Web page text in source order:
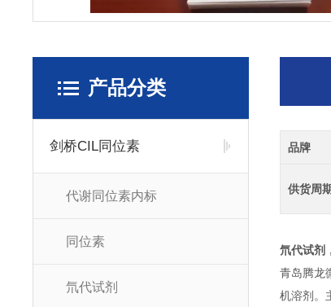
产品分类
剑桥CIL同位素
代谢同位素内标
同位素
氘代试剂
品牌
供货周期
氘代试剂
青岛腾龙
机溶剂。